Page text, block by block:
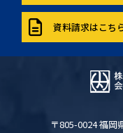
資料請求はこち
〒805-0024 福岡